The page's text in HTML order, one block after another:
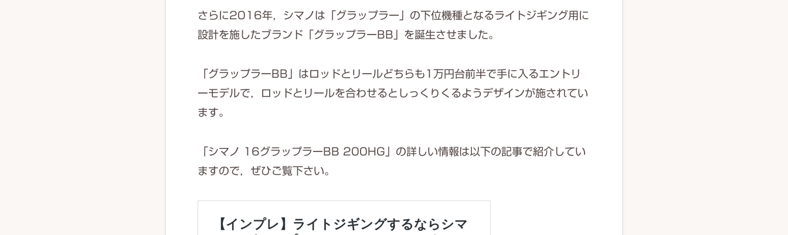
さらに2016年，シマノは「グラップラー」の下位機種となるライトジギング用に
設計を施したブランド「グラップラーBB」を誕生させました。
「グラップラーBB」はロッドとリールどちらも1万円台前半で手に入るエントリ
ーモデルで，ロッドとリールを合わせるとしっくりくるようデザインが施されてい
ます。
「シマノ 16グラップラーBB 200HG」の詳しい情報は以下の記事で紹介してい
ますので，ぜひご覧下さい。